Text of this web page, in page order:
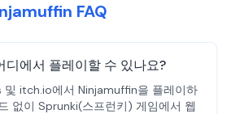
FAQ
에서 플레이할 수 있나요?
및 itch.io에서 Ninjamuffin을 플레이하
없이 Sprunki(스프런키) 게임에서 웹